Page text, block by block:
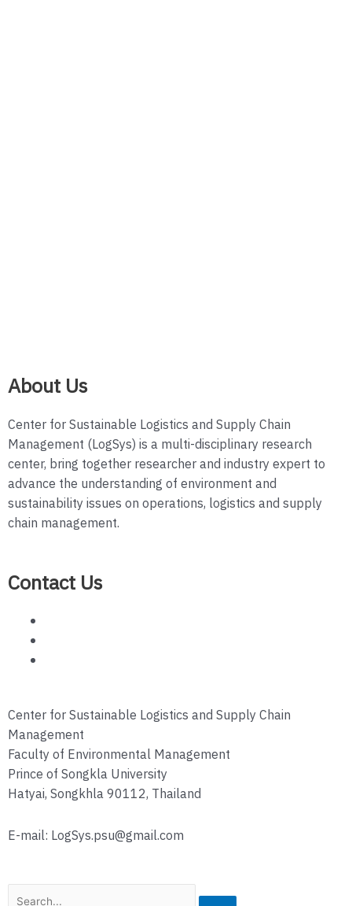
About Us
Center for Sustainable Logistics and Supply Chain
Management (LogSys) is a multi-disciplinary research
center, bring together researcher and industry expert to
advance the understanding of environment and
sustainability issues on operations, logistics and supply
chain management.
Contact Us
Center for Sustainable Logistics and Supply Chain
Management
Faculty of Environmental Management
Prince of Songkla University
Hatyai, Songkhla 90112, Thailand
E-mail: LogSys.psu@gmail.com
Search